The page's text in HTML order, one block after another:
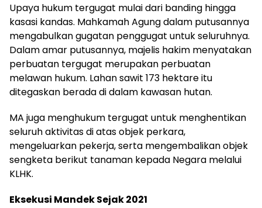
Upaya hukum tergugat mulai dari banding hingga
kasasi kandas. Mahkamah Agung dalam putusannya
mengabulkan gugatan penggugat untuk seluruhnya.
Dalam amar putusannya, majelis hakim menyatakan
perbuatan tergugat merupakan perbuatan
melawan hukum. Lahan sawit 173 hektare itu
ditegaskan berada di dalam kawasan hutan.
MA juga menghukum tergugat untuk menghentikan
seluruh aktivitas di atas objek perkara,
mengeluarkan pekerja, serta mengembalikan objek
sengketa berikut tanaman kepada Negara melalui
KLHK.
Eksekusi Mandek Sejak 2021